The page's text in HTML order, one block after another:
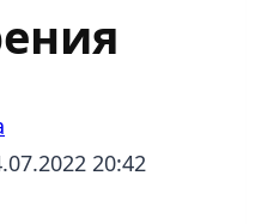
20:42